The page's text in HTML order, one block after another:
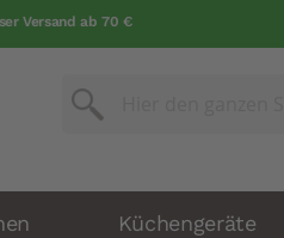
Versand ab 70 €
Suche
Küchengeräte